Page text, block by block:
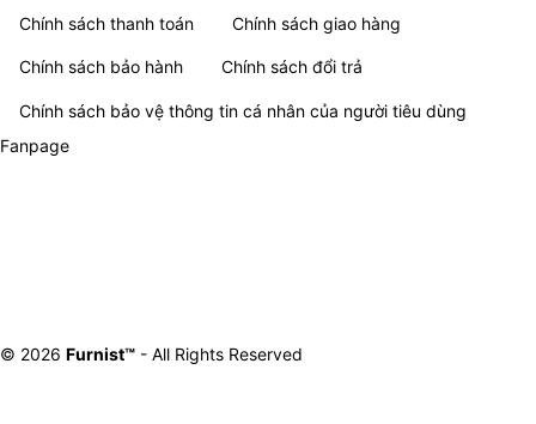
Chính sách thanh toán Chính sách giao hàng
Chính sách bảo hành Chính sách đổi trả
Chính sách bảo vệ thông tin cá nhân của người tiêu dùng
Fanpage
© 2026 Furnist™ - All Rights Reserved